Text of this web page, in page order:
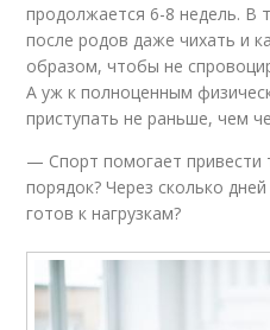
продолжается 6-8 недель. В
после родов даже чихать и
образом, чтобы не
А уж к полноценным
приступать не раньше, чем
— Спорт помогает привести
порядок? Через сколько
готов к нагрузкам?